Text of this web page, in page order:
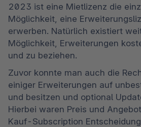
2023 ist eine Mietlizenz die
Möglichkeit, eine
erwerben. Natürlich existiert
Möglichkeit, Erweiterungen
und zu beziehen.
Zuvor konnte man auch die
einiger Erweiterungen auf
und besitzen und optional
Hierbei waren Preis und
Kauf-Subscription